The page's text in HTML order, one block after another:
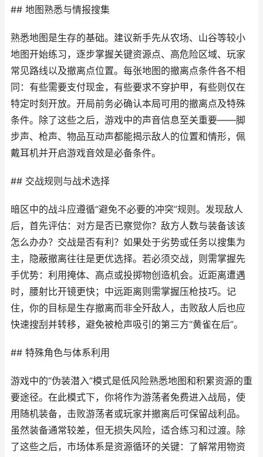
## 地图熟悉与情报搜集
熟悉地图是生存的基础。建议新手先从农场、山谷等较小
地图开始练习，逐步掌握关键资源点、高危险区域、玩家
常见路线以及撤离点位置。每张地图的撤离点条件各不相
同：有些需要支付现金，有些要求不穿护甲，有些则仅在
特定时刻开放。开局前务必确认本局可用的撤离点及特殊
条件。除了这些之后，游戏中的声音信息至关重要——脚
步声、枪声、物品互动声都能揭示敌人的位置和情形，佩
戴耳机并开启游戏音效是必备条件。
## 交战规则与战术选择
暗区中的战斗应遵循“避免不必要的冲突”规则。发现敌人
后，首先评估：对方是否已察觉你？敌方人数与装备该该
怎么办办？交战是否有利？如果处于劣势或任务以搜集为
主，隐蔽撤离往往是更优选择。若必须交战，则需掌握先
手优势：利用掩体、高点或投掷物创造机会。近距离遭遇
时，腰射比开镜更快；中远距离则需掌握压枪技巧。记
住，你的目标是生存撤离而非全歼敌人，击败敌人后也应
快速搜刮并转移，避免被枪声吸引的第三方“黄雀在后”。
## 特殊角色与体系利用
游戏中的“伪装潜入”模式是低风险熟悉地图和积累资源的重
要途径。在此模式下，你将作为游荡者免费进入战局，使
用随机装备，击败游荡者或玩家并撤离后可保留战利品。
虽然装备通常较差，但无损失风险，适合练习和过渡。除
了这些之后，市场体系是资源循环的关键：了解常用物资